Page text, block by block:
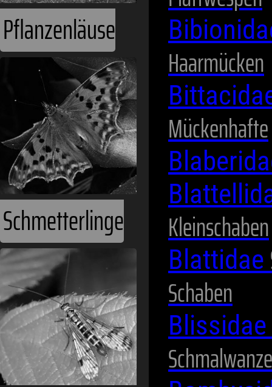
Schmetterlinge
Schnabelfliegen
Haarmücken
Mückenhafte
Kleinschaben
Blattidae
Schaben
Blissidae